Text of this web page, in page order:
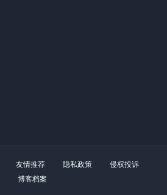
友情推荐 隐私政策
侵权投诉
博客档案